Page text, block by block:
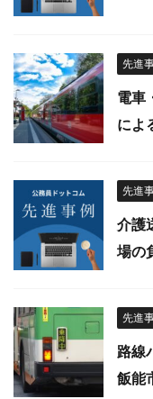
先進
電車
によ
先進
介護
場の
先進
路線
飯能